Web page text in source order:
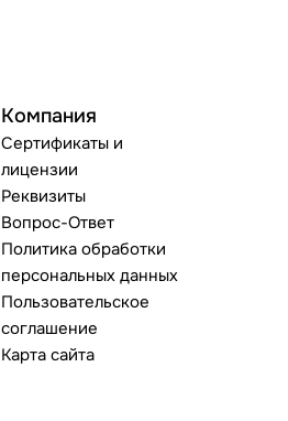
Компания
Сертификаты и
лицензии
Реквизиты
Вопрос-Ответ
Политика обработки
персональных данных
Пользовательское
соглашение
Карта сайта